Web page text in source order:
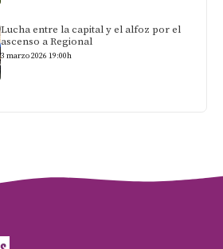
Lucha entre la capital y el alfoz por el
ascenso a Regional
3 marzo 2026 19:00h